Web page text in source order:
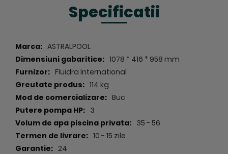
- putere: 16.9 kw;
A. temp. aer / temperatura apa: 5 grade / 26 grade:
- putere: 10.8 kw;
- COP: 2.9.
A se monta intotdeauna in by-pass pe retur dupa filtru
piscinei si inainte de sistemul de dozare si tratare
automat al apei din piscina. Furnizata cu mufe si nipluri
de legatura ( 2 / 2 buc.)
Specificatii
SpecificatiiASTRALPOOL
1078 * 416 * 958 mm
Fluidra International
114 kg
Buc
3
35 - 56
10 - 15 zile
24